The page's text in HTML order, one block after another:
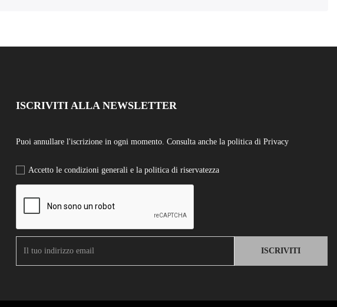
ISCRIVITI ALLA NEWSLETTER
Puoi annullare l'iscrizione in ogni momento. Consulta anche la politica di Privacy
Accetto le condizioni generali e la politica di riservatezza
ISCRIVITI